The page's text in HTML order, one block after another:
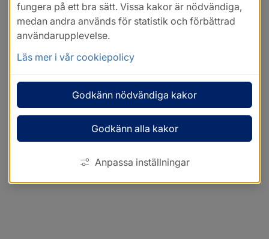
fungera på ett bra sätt. Vissa kakor är nödvändiga,
medan andra används för statistik och förbättrad
användarupplevelse.
Läs mer i vår cookiepolicy
Godkänn nödvändiga kakor
Godkänn alla kakor
Anpassa inställningar